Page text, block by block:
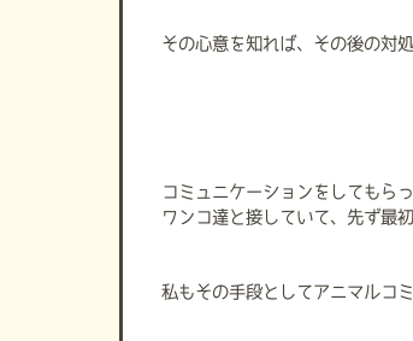
その心意を知れば、その後の対
コミュニケーションをしてもら
ワンコ達と接していて、先ず最
私もその手段としてアニマルコ